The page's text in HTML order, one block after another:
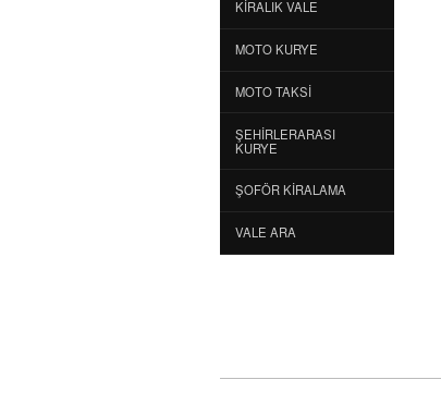
KIRALIK VALE
MOTO KURYE
MOTO TAKSI
ŞEHIRLERARASI
KURYE
ŞOFÖR KIRALAMA
VALE ARA